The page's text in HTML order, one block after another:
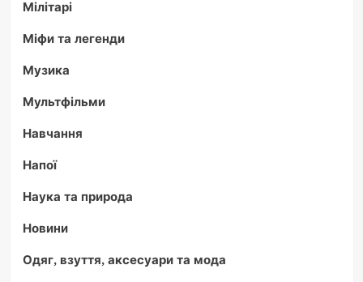
Мілітарі
Міфи та легенди
Музика
Мультфільми
Навчання
Напої
Наука та природа
Новини
Одяг, взуття, аксесуари та мода